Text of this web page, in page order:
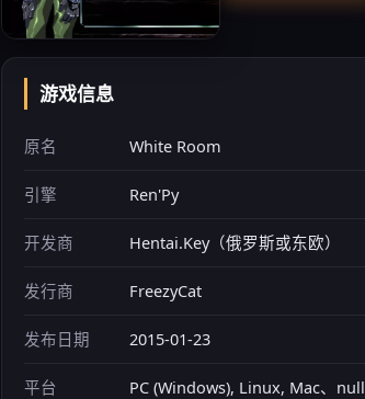
游戏信息
原名 White Room
引擎 Ren'Py
开发商 Hentai.Key（俄罗斯或东欧）
发行商 FreezyCat
发布日期 2015-01-23
平台 PC (Windows), Linux, Mac、null